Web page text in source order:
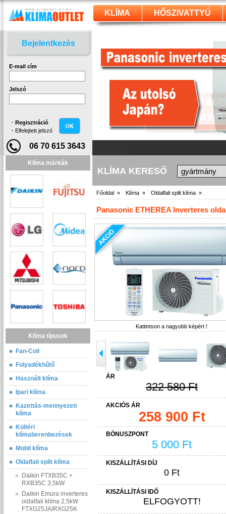
KLÍMA HŐSZIVATTYÚ
Bejelentkezés
E-mail cím
Jelszó
· Regisztráció
· Elfelejtett jelszó
06 70 615 3643
Klíma márkák
Klíma típusok
Fan-Coil
Folyadékhűtő
Használt klíma
Ipari klíma
Kazettás-mennyezeti
klíma
Kültéri
klímaberenbezések
Mobil klíma
Oldalfali split klíma
Daikin FTXB35C +
RXB35C 3,5kW
Daikin Emura inverteres
oldalfali klíma 2,5kW
FTXG25JA/RXG25K
KLÍMA KERESŐ
Főoldal » Klíma » Oldalfali split klíma »
Panasonic ETHEREA Inverteres
Kattintson a nagyobb képért !
ÁR
322 580 Ft
AKCIÓS ÁR
258 900 Ft
BÓNUSZPONT
5 000 Ft
KISZÁLLÍTÁSI DÍJ
0 Ft
KISZÁLLÍTÁSI IDŐ
ELFOGYOTT!